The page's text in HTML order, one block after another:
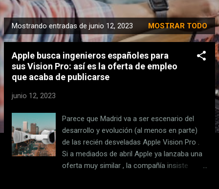
E
n
Mostrando entradas de junio 12, 2023 MOSTRAR TODO
Apple busca ingenieros españoles para
sus Vision Pro: así es la oferta de empleo
que acaba de publicarse
junio 12, 2023
Parece que Madrid va a ser escenario del
desarrollo y evolución (al menos en parte)
de las recién desveladas Apple Vision Pro .
Si a mediados de abril Apple ya lanzaba una
oferta muy similar , la compañía insiste